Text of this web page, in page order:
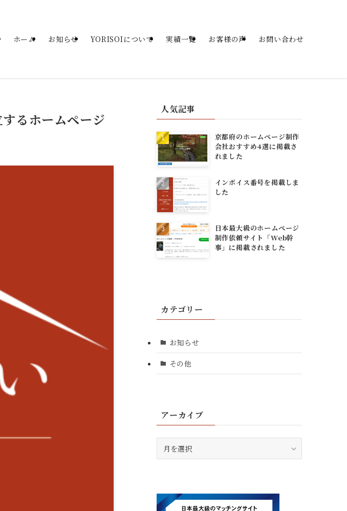
ホーム お知らせ YORISOIについて 実績一覧 お客様の声 お問い合わせ
るホームページ
人気記事
京都府のホームページ制作
会社おすすめ4選に掲載さ
れました
インボイス番号を掲載しま
した
日本最大級のホームページ
制作依頼サイト「Web幹
事」に掲載されました
カテゴリー
お知らせ
その他
アーカイブ